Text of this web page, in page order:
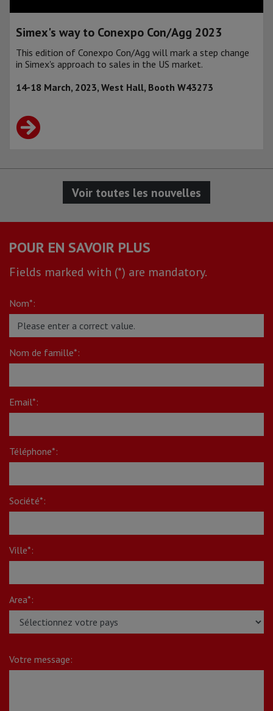
Simex's way to Conexpo Con/Agg 2023
This edition of Conexpo Con/Agg will mark a step change
in Simex's approach to sales in the US market.
14-18 March, 2023, West Hall, Booth W43273
Voir toutes les nouvelles
POUR EN SAVOIR PLUS
Fields marked with (*) are mandatory.
Nom*:
Nom de famille*:
Email*:
Téléphone*:
Société*:
Ville*:
Area*:
Votre message: